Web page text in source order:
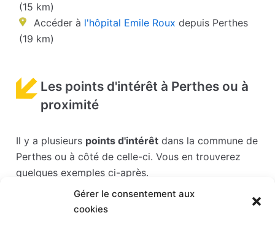
Gérer le consentement aux
cookies
(15 km)
Accéder à l'hôpital Emile Roux depuis Perthes
(19 km)
Les points d'intérêt à Perthes ou à
proximité
Il y a plusieurs points d'intérêt dans la commune de
Perthes ou à côté de celle-ci. Vous en trouverez
quelques exemples ci-après.
Les points d'intérêts sont généralement bien
desservis en matière de transports. Si vous cliquez